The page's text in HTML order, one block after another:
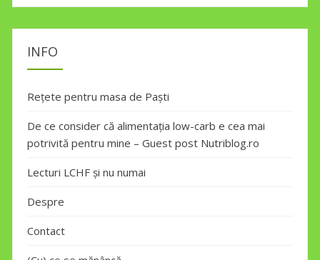
INFO
Rețete pentru masa de Paști
De ce consider că alimentația low-carb e cea mai
potrivită pentru mine – Guest post Nutriblog.ro
Lecturi LCHF și nu numai
Despre
Contact